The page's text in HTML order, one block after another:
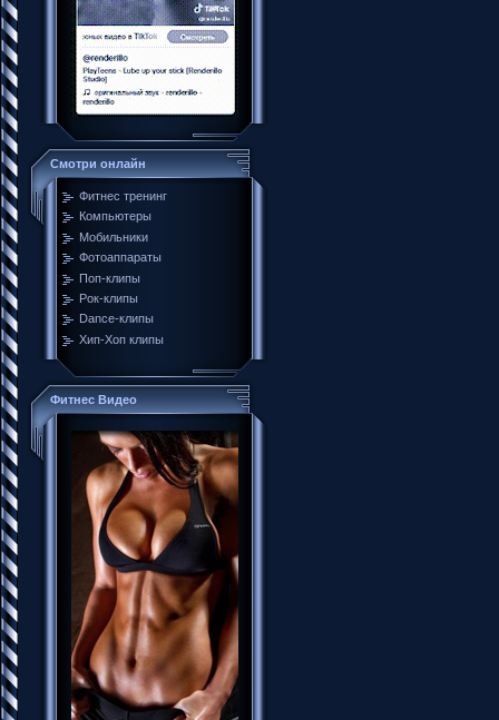
Смотри онлайн
Фитнес тренинг
Компьютеры
Мобильники
Фотоаппараты
Поп-клипы
Рок-клипы
Dance-клипы
Хип-Хоп клипы
Фитнес Видео